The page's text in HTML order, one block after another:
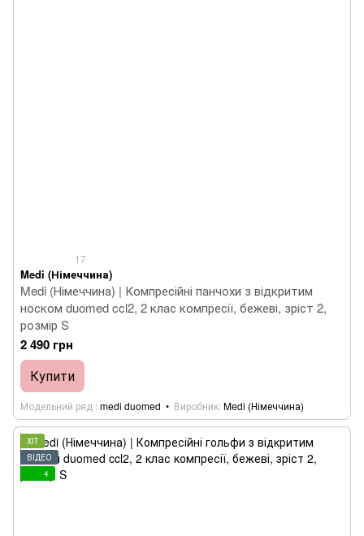
17
Medi (Німеччина)
Medi (Німеччина) | Компресійні панчохи з відкритим
носком duomed ccl2, 2 клас компресії, бежеві, зріст 2,
розмір S
2 490 грн
Купити
Модельний ряд medi duomed Виробник Medi (Німеччина)
ХІТ
ВІДЕО
4